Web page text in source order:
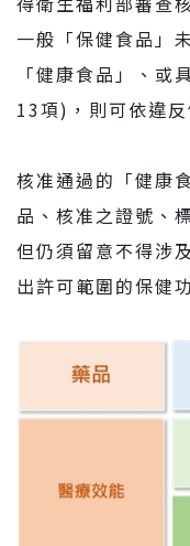
一般「保健食品」
「健康食品」、
13項)，則可依違
核准通過的「健康
品、核准之證號、
但仍須留意不得涉
出許可範圍的保健